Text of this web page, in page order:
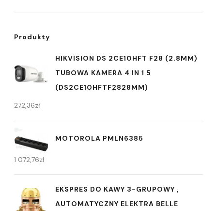
Produkty
HIKVISION DS 2CE10HFT F28 (2.8MM)
TUBOWA KAMERA 4 IN 1 5
(DS2CE10HFTF2828MM)
272,36zł
MOTOROLA PMLN6385
1 072,76zł
EKSPRES DO KAWY 3-GRUPOWY ,
AUTOMATYCZNY ELEKTRA BELLE